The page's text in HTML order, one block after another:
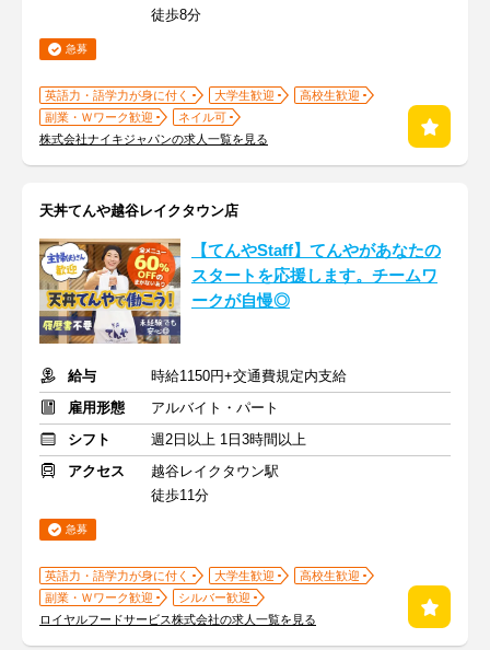
徒歩8分
急募
英語力・語学力が身に付く 大学生歓迎
高校生歓迎
副業・Ｗワーク歓迎
ネイル可
株式会社ナイキジャパンの求人一覧を見る
天丼てんや越谷レイクタウン店
【てんやStaff】てんやがあなたの
スタートを応援します。チームワ
ークが自慢◎
給与
時給1150円+交通費規定内支給
雇用形態
アルバイト・パート
シフト
週2日以上 1日3時間以上
アクセス
越谷レイクタウン駅
徒歩11分
急募
英語力・語学力が身に付く 大学生歓迎
高校生歓迎
副業・Ｗワーク歓迎
シルバー歓迎
ロイヤルフードサービス株式会社の求人一覧を見る